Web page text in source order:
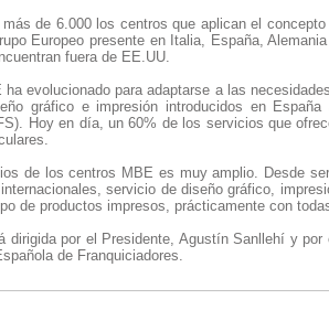
de 6.000 los centros que aplican el
Europeo presente en Italia, España,
fuera de EE.UU.
ha evolucionado para adaptarse a las
gráfico e impresión introducidos en
Hoy en día, un 60% de los servicios que
de los centros MBE es muy amplio. Desde
servicio de diseño gráfico,
de productos impresos, prácticamente con
dirigida por el Presidente, Agustín Sanllehí y
de Franquiciadores.